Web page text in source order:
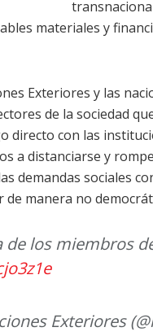
materiales y
Exteriores y las
de la sociedad
directo con las
a distanciarse y
demandas sociales
manera no
los miembros
Exteriores